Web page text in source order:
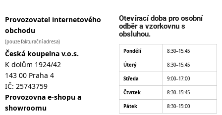
Provozovatel internetového
obchodu
(pouze fakturační adresa)
Česká koupelna v.o.s.
K dolům 1924/42
143 00 Praha 4
IČ: 25743759
Provozovna e-shopu a
showroomu
Otevírací doba pro osobní
odběr a vzorkovnu s
obsluhou.
Pondělí 8:30–15:45
Úterý 8:30–15:45
Středa 9:00–17:00
Čtvrtek 8:30–15:45
Pátek 8:30–15:00